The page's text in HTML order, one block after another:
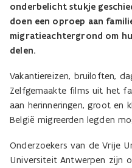
onderbelicht stukje
doen een oproep aan
migratieachtergrond om
delen.
Vakantiereizen, bruiloften,
Zelfgemaakte films uit het
aan herinneringen, groot en
België migreerden legden
Onderzoekers van de Vrije
Universiteit Antwerpen zijn